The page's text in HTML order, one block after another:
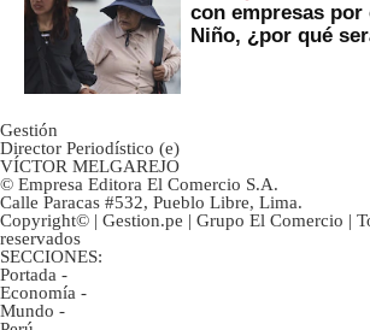
con empresas por
Niño, ¿por qué
Gestión
Director Periodístico (e)
VÍCTOR MELGAREJO
© Empresa Editora El Comercio S.A.
Calle Paracas #532, Pueblo Libre, Lima.
Copyright© | Gestion.pe | Grupo El Comercio |
reservados
SECCIONES:
Portada -
Economía -
Mundo -